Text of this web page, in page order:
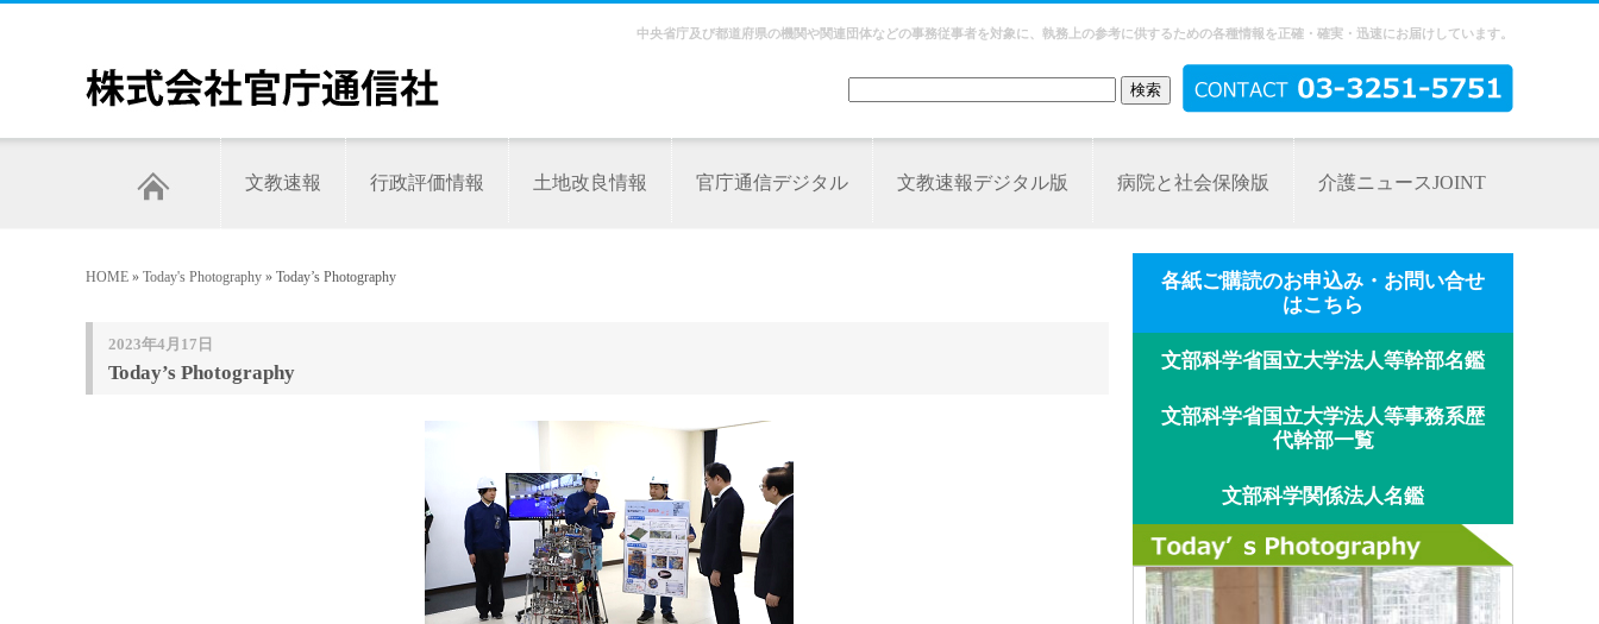
中央省庁及び都道府県の機関や関連団体などの事務従事者を対象に、執務上の参考に供するための各種情報を正確・確実・迅速にお届けしています。
文教速報 行政評価情報 土地改良情報 官庁通信デジタル 文教速報デジタル版 病院と社会保険版 介護ニュースJOINT
HOME » Today's Photography » Today’s Photography
2023年4月17日
Today’s Photography
各紙ご購読のお申込み・お問い合せ
はこちら
文部科学省国立大学法人等幹部名鑑
文部科学省国立大学法人等事務系歴
代幹部一覧
文部科学関係法人名鑑